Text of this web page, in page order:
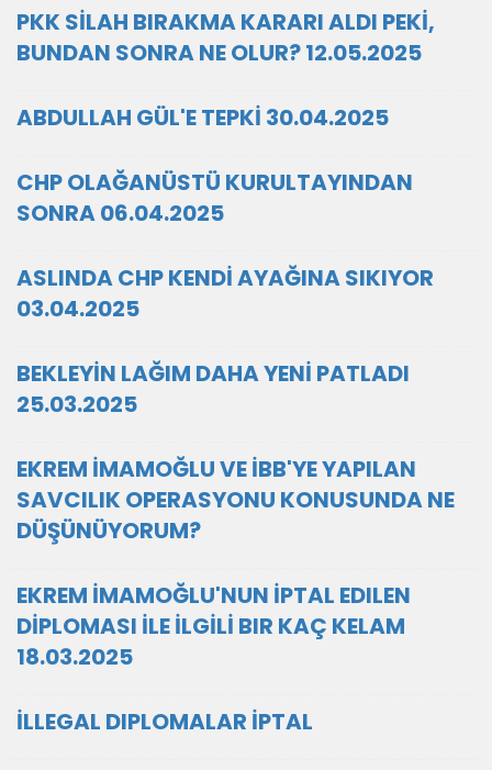
PKK SİLAH BIRAKMA KARARI ALDI PEKİ,
BUNDAN SONRA NE OLUR? 12.05.2025
ABDULLAH GÜL'E TEPKİ 30.04.2025
CHP OLAĞANÜSTÜ KURULTAYINDAN
SONRA 06.04.2025
ASLINDA CHP KENDİ AYAĞINA SIKIYOR
03.04.2025
BEKLEYİN LAĞIM DAHA YENİ PATLADI
25.03.2025
EKREM İMAMOĞLU VE İBB'YE YAPILAN
SAVCILIK OPERASYONU KONUSUNDA NE
DÜŞÜNÜYORUM?
EKREM İMAMOĞLU'NUN İPTAL EDILEN
DİPLOMASI İLE İLGİLİ BIR KAÇ KELAM
18.03.2025
İLLEGAL DIPLOMALAR İPTAL